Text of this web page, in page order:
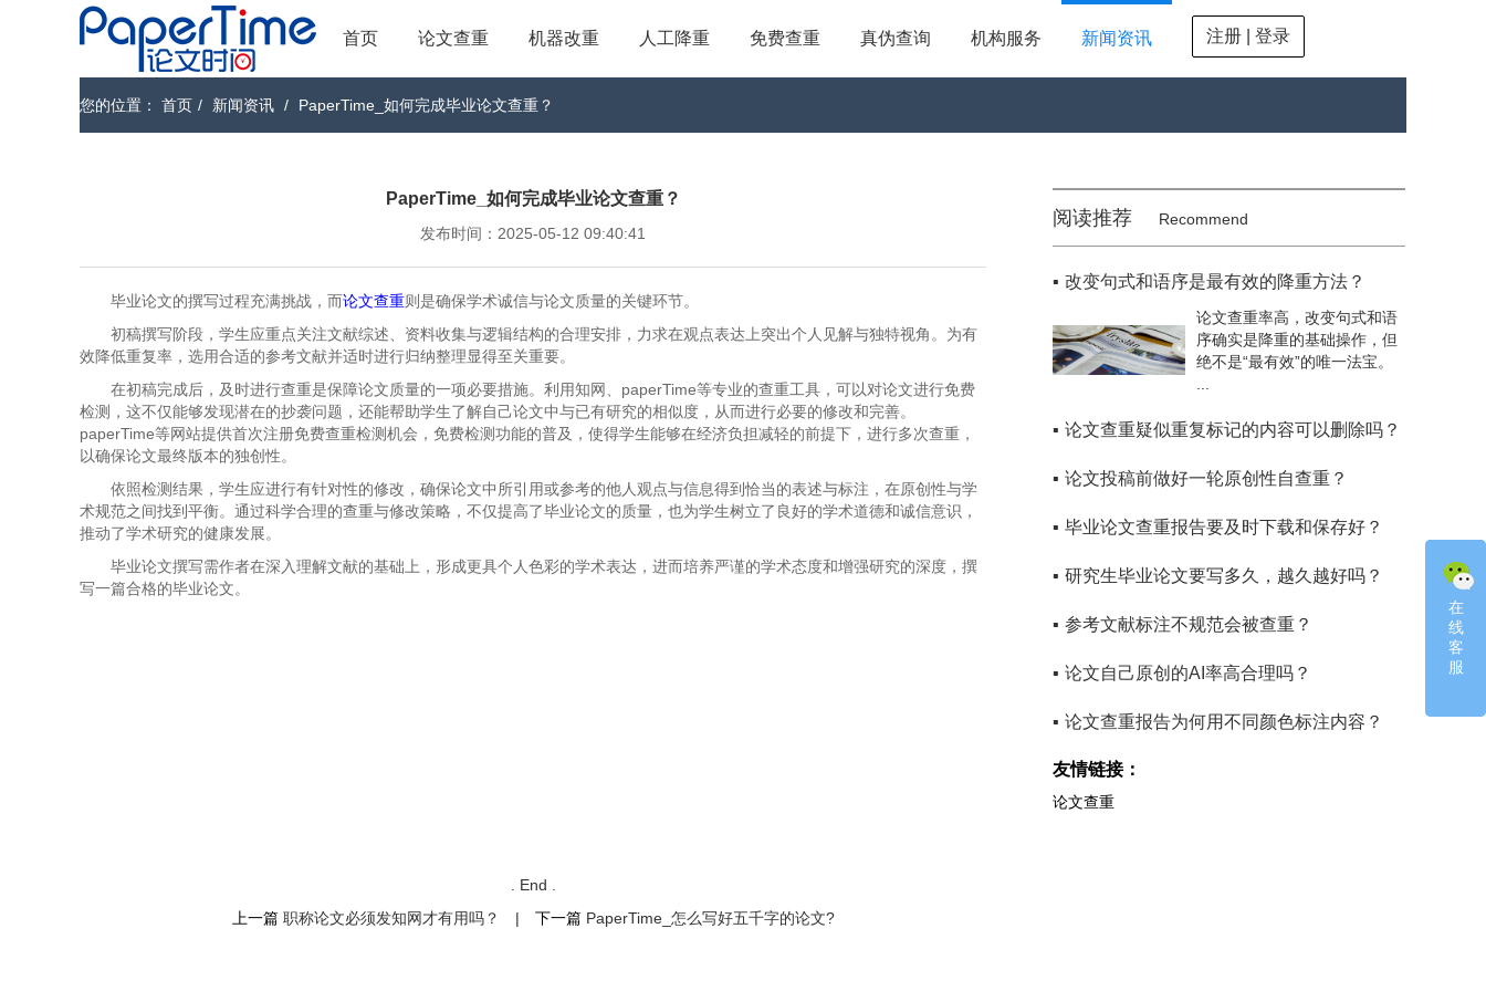
首页 论文查重 机器改重 人工降重 免费查重 真伪查询 机构服务 新闻资讯 注册 | 登录
在
线
客
服
您的位置： 首页 / 新闻资讯 / PaperTime_如何完成毕业论文查重？
PaperTime_如何完成毕业论文查重？
发布时间：2025-05-12 09:40:41
毕业论文的撰写过程充满挑战，而论文查重则是确保学术诚信与论文质量的关键环节。
初稿撰写阶段，学生应重点关注文献综述、资料收集与逻辑结构的合理安排，力求在观点表达上突出个人见解与独特视角。为有
效降低重复率，选用合适的参考文献并适时进行归纳整理显得至关重要。
在初稿完成后，及时进行查重是保障论文质量的一项必要措施。利用知网、paperTime等专业的查重工具，可以对论文进行免费
检测，这不仅能够发现潜在的抄袭问题，还能帮助学生了解自己论文中与已有研究的相似度，从而进行必要的修改和完善。
paperTime等网站提供首次注册免费查重检测机会，免费检测功能的普及，使得学生能够在经济负担减轻的前提下，进行多次查重，
以确保论文最终版本的独创性。
依照检测结果，学生应进行有针对性的修改，确保论文中所引用或参考的他人观点与信息得到恰当的表述与标注，在原创性与学
术规范之间找到平衡。通过科学合理的查重与修改策略，不仅提高了毕业论文的质量，也为学生树立了良好的学术道德和诚信意识，
推动了学术研究的健康发展。
毕业论文撰写需作者在深入理解文献的基础上，形成更具个人色彩的学术表达，进而培养严谨的学术态度和增强研究的深度，撰
写一篇合格的毕业论文。
. End .
上一篇 职称论文必须发知网才有用吗？ | 下一篇 PaperTime_怎么写好五千字的论文?
阅读推荐 Recommend
▪ 改变句式和语序是最有效的降重方法？
论文查重率高，改变句式和语
序确实是降重的基础操作，但
绝不是“最有效”的唯一法宝。
▪ 论文查重疑似重复标记的内容可以删除吗？
▪ 论文投稿前做好一轮原创性自查重？
▪ 毕业论文查重报告要及时下载和保存好？
▪ 研究生毕业论文要写多久，越久越好吗？
▪ 参考文献标注不规范会被查重？
▪ 论文自己原创的AI率高合理吗？
▪ 论文查重报告为何用不同颜色标注内容？
友情链接：
论文查重
在
线
客
服